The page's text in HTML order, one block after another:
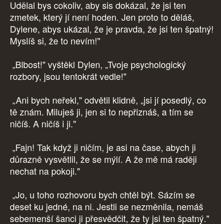
Udělal bys cokoliv, aby sis dokázal, že jsi ten
zmetek, který jí není hoden. Jen proto to děláš,
Dylene, abys ukázal, že je pravda, že jsi ten špatný!
Myslíš si, že to nevím!"
„Blbost!" vyštěkl Dylen, „Tvoje psychologický
rozbory, jsou tentokrát vedle!"
„Ani bych neřekl," odvětil klidně, „jsi jí posedlý, co
tě znám. Miluješ ji, jen si to nepřiznáš, a tím se
ničíš. A ničíš i ji."
„Fajn! Tak když ji ničím, je asi na čase, abych ji
důrazně vysvětlil, že se mýlí. A že mě má raději
nechat na pokoji."
„Jo, u toho rozhovoru bych chtěl být. Sázím se
deset ku jedné, na ni. Jestli se nezměnila, nemáš
sebemenší šanci ji přesvědčit, že ty jsi ten špatný."